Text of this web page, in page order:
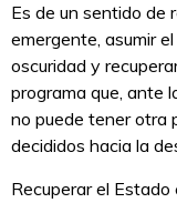
Es de un sentido de
emergente, asumir
oscuridad y
programa que, ante
no puede tener otra
decididos hacia la
Recuperar el